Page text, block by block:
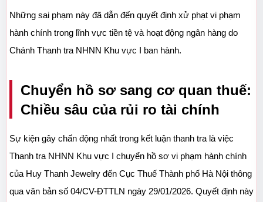
Những sai phạm này đã dẫn đến quyết định xử phạt vi phạm
hành chính trong lĩnh vực tiền tệ và hoạt động ngân hàng do
Chánh Thanh tra NHNN Khu vực I ban hành.
Chuyển hồ sơ sang cơ quan thuế:
Chiều sâu của rủi ro tài chính
Sự kiện gây chấn động nhất trong kết luận thanh tra là việc
Thanh tra NHNN Khu vực I chuyển hồ sơ vi phạm hành chính
của Huy Thanh Jewelry đến Cục Thuế Thành phố Hà Nội thông
qua văn bản số 04/CV-ĐTTLN ngày 29/01/2026. Quyết định này